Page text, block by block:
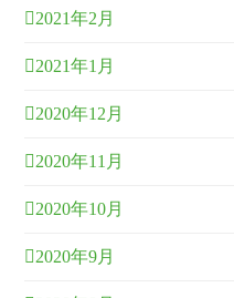
2021年2月
2021年1月
2020年12月
2020年11月
2020年10月
2020年9月